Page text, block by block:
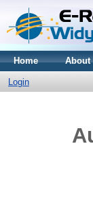
Home About
Login